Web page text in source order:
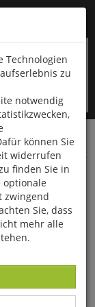
Technologien
zu
notwendig
können Sie
widerrufen
finden Sie in
optionale
zwingend
Sie, dass
mehr alle